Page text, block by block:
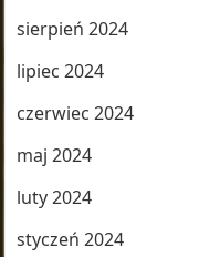
sierpień 2024
lipiec 2024
czerwiec 2024
maj 2024
luty 2024
styczeń 2024